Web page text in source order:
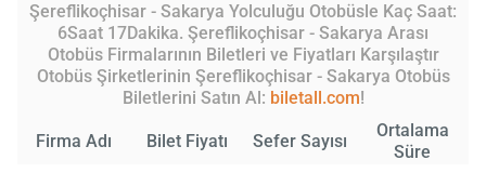
Şereflikoçhisar - Sakarya Yolculuğu Otobüsle Kaç Saat:
6Saat 17Dakika. Şereflikoçhisar - Sakarya Arası
Otobüs Firmalarının Biletleri ve Fiyatları Karşılaştır
Otobüs Şirketlerinin Şereflikoçhisar - Sakarya Otobüs
Biletlerini Satın Al: biletall.com!
Firma Adı Bilet Fiyatı Sefer Sayısı
Ortalama
Süre